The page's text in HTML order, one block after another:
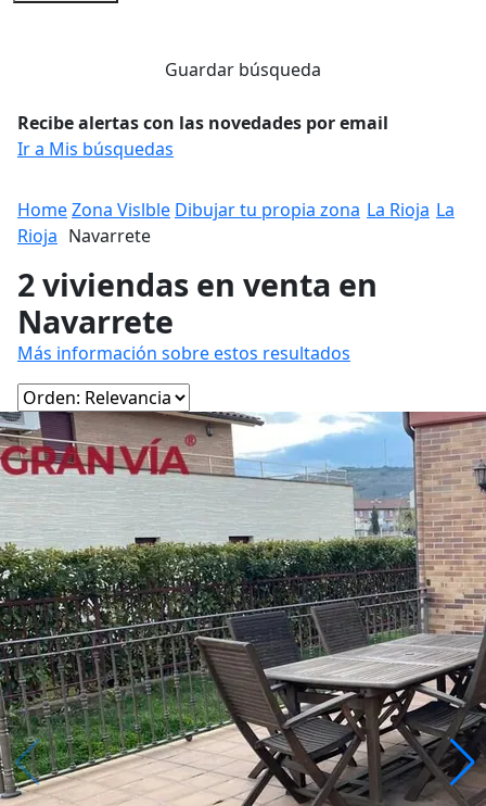
Guardar búsqueda
Recibe alertas con las novedades por email
Ir a Mis búsquedas
HomeZona Vislble Dibujar tu propia zona La Rioja La
Rioja Navarrete
2 viviendas en venta en
Navarrete
Más información sobre estos resultados